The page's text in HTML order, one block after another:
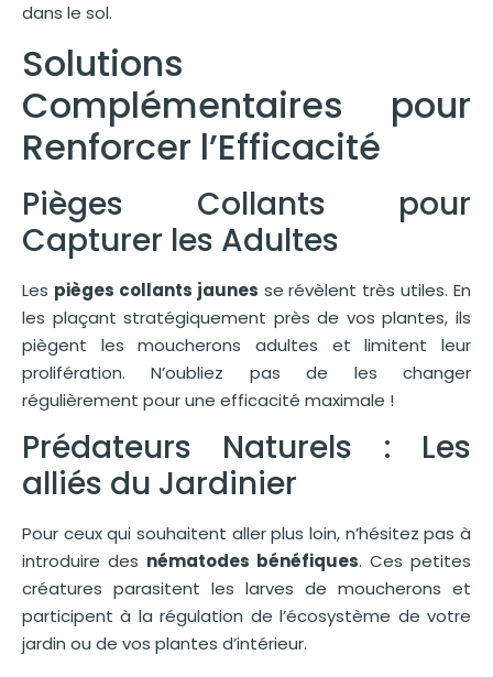
dans le sol.
Solutions
Complémentaires pour
Renforcer l’Efficacité
Pièges Collants pour
Capturer les Adultes
Les pièges collants jaunes se révèlent très utiles. En
les plaçant stratégiquement près de vos plantes, ils
piègent les moucherons adultes et limitent leur
prolifération. N’oubliez pas de les changer
régulièrement pour une efficacité maximale !
Prédateurs Naturels : Les
alliés du Jardinier
Pour ceux qui souhaitent aller plus loin, n’hésitez pas à
introduire des nématodes bénéfiques. Ces petites
créatures parasitent les larves de moucherons et
participent à la régulation de l’écosystème de votre
jardin ou de vos plantes d’intérieur.